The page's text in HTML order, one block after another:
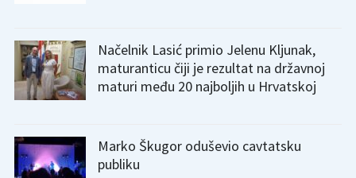
Načelnik Lasić primio Jelenu Kljunak,
maturanticu čiji je rezultat na državnoj
maturi među 20 najboljih u Hrvatskoj
Marko Škugor oduševio cavtatsku
publiku